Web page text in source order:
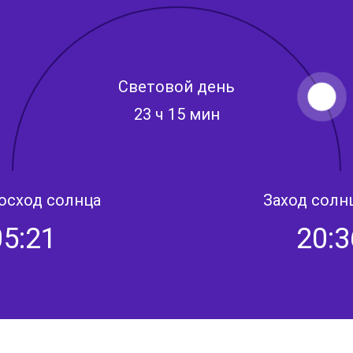
Световой день
23 ч 15 мин
солнца Заход